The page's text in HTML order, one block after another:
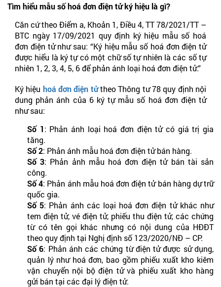
Tìm hiểu mẫu số hoá đơn điện tử ký hiệu là gì?
Căn cứ theo Điểm a, Khoản 1, Điều 4, TT 78/2021/TT –
BTC ngày 17/09/2021 quy định ký hiệu mẫu số hoá
đơn điện tử như sau: “Ký hiệu mẫu số hoá đơn điện tử
được hiểu là ký tự có một chữ số tự nhiên là các số tự
nhiên 1, 2, 3, 4, 5, 6 để phản ánh loại hoá đơn điện tử.”
Ký hiệu hoá đơn điện tửtheo Thông tư 78 quy định nội
dung phản ánh của 6 ký tự mẫu số hoá đơn điện tử
như sau:
Số 1: Phản ánh loại hoá đơn điện tử có giá trị gia
tăng.
Số 2: Phản ánh mẫu hoá đơn điện tử bán hàng.
Số 3: Phản ảnh mẫu hoá đơn điện tử bán tài sản
công.
Số 4: Phản ánh mẫu hoá đơn điện tử bán hàng dự trữ
quốc gia.
Số 5: Phản ánh các loại hoá đơn điện tử khác như
tem điện tử, vé điện tử, phiếu thu điện tử, các chứng
từ có tên gọi khác nhưng có nội dung của HĐĐT
theo quy định tại Nghị định số 123/2020/NĐ – CP.
Số 6: Phản ánh các chứng từ điện tử được sử dụng,
quản lý như hoá đơn, bao gồm phiếu xuất kho kiêm
vận chuyển nội bộ điện tử và phiếu xuất kho hàng
gửi bán tại các đại lý điện tử.